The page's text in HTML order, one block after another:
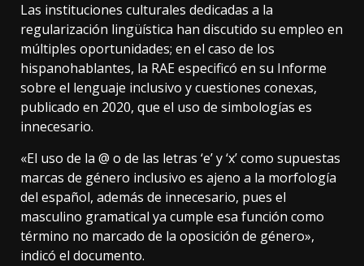
Las instituciones culturales dedicadas a la
regularización lingüística han discutido su empleo en
múltiples oportunidades; en el caso de los
hispanohablantes, la RAE especificó en su Informe
sobre el lenguaje inclusivo y cuestiones conexas,
publicado en 2020, que el uso de simbologías es
innecesario.
«El uso de la @ o de las letras ‘e’ y ‘x’ como supuestas
marcas de género inclusivo es ajeno a la morfología
del español, además de innecesario, pues el
masculino gramatical ya cumple esa función como
término no marcado de la oposición de género»,
indicó el documento.